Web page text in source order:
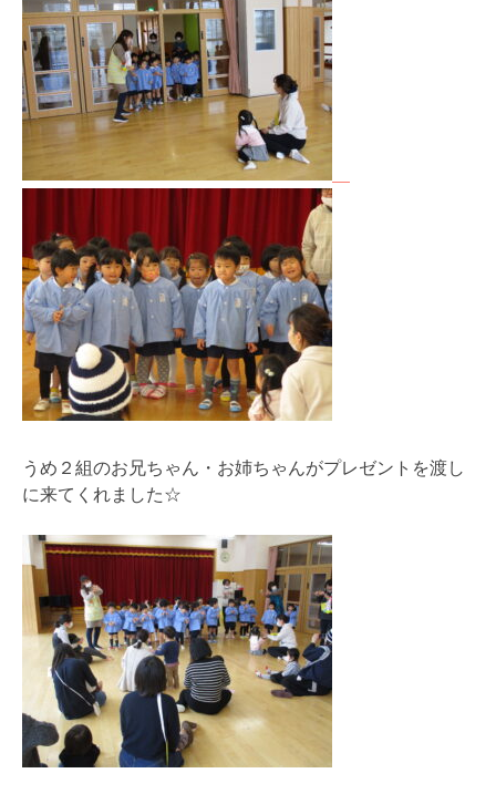
うめ２組のお兄ちゃん・お姉ちゃんがプレゼントを渡し
に来てくれました☆